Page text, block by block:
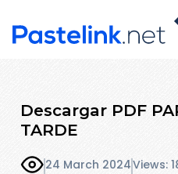
Descargar PDF
TARDE
24 March 2024Views: